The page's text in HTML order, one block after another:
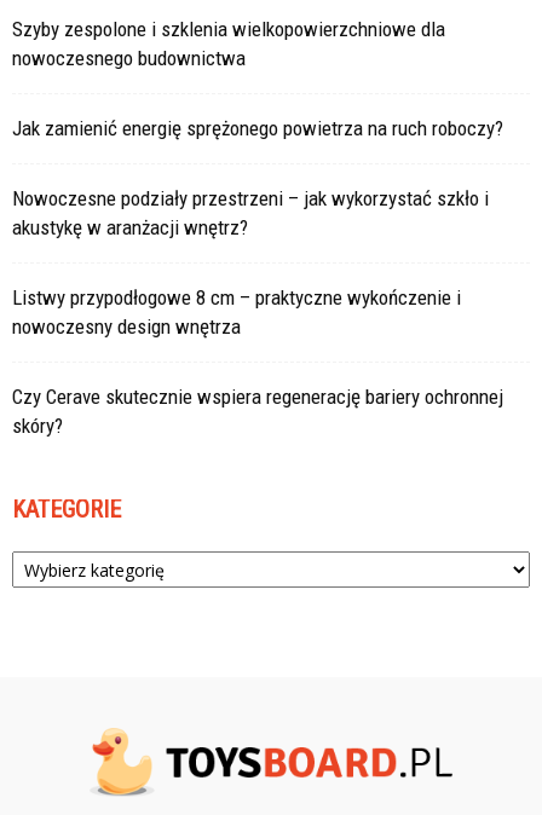
Szyby zespolone i szklenia wielkopowierzchniowe dla
nowoczesnego budownictwa
Jak zamienić energię sprężonego powietrza na ruch roboczy?
Nowoczesne podziały przestrzeni – jak wykorzystać szkło i
akustykę w aranżacji wnętrz?
Listwy przypodłogowe 8 cm – praktyczne wykończenie i
nowoczesny design wnętrza
Czy Cerave skutecznie wspiera regenerację bariery ochronnej
skóry?
KATEGORIE
Kategorie